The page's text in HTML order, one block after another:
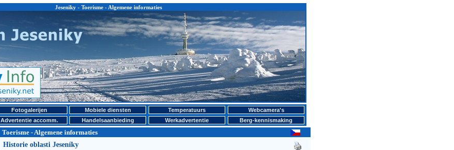
Jeseniky - Toerisme - Algemene informaties
Fotogalerijen Mobiele diensten Temperatuurs
Webcamera's
Advertentie accomm. Handelsaanbieding Werkadvertentie
Berg-kennismaking
Toerisme - Algemene informaties
Historie oblasti Jeseníky